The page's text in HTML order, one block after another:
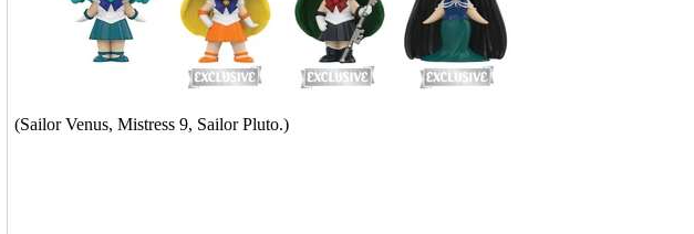
(Sailor Venus, Mistress 9, Sailor Pluto.)